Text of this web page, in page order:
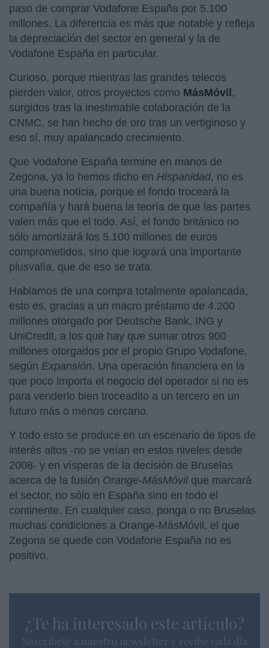
paso de comprar Vodafone España por 5.100
millones. La diferencia es más que notable y refleja
la depreciación del sector en general y la de
Vodafone España en particular.
Curioso, porque mientras las grandes telecos
pierden valor, otros proyectos como MásMóvil,
surgidos tras la inestimable colaboración de la
CNMC, se han hecho de oro tras un vertiginoso y
eso sí, muy apalancado crecimiento.
Que Vodafone España termine en manos de
Zegona, ya lo hemos dicho en Hispanidad, no es
una buena noticia, porque el fondo troceará la
compañía y hará buena la teoría de que las partes
valen más que el todo. Así, el fondo británico no
sólo amortizará los 5.100 millones de euros
comprometidos, sino que logrará una importante
plusvalía, que de eso se trata.
Hablamos de una compra totalmente apalancada,
esto es, gracias a un macro préstamo de 4.200
millones otorgado por Deutsche Bank, ING y
UniCredit, a los que hay que sumar otros 900
millones otorgados por el propio Grupo Vodafone,
según Expansión. Una operación financiera en la
que poco importa el negocio del operador si no es
para venderlo bien troceadito a un tercero en un
futuro más o menos cercano.
Y todo esto se produce en un escenario de tipos de
interés altos -no se veían en estos niveles desde
2008- y en vísperas de la decisión de Bruselas
acerca de la fusión Orange-MásMóvil que marcará
el sector, no sólo en España sino en todo el
continente. En cualquier caso, ponga o no Bruselas
muchas condiciones a Orange-MásMóvil, el que
Zegona se quede con Vodafone España no es
positivo.
¿Te ha interesado este artículo?
Suscríbete a nuestro newsletter y recibe cada dia